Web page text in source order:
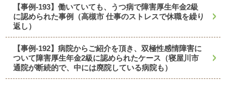
【事例-193】働いていても、うつ病で障害厚生年金2級
に認められた事例（高槻市 仕事のストレスで休職を繰り
返し）
【事例-192】病院からご紹介を頂き、双極性感情障害に
ついて障害厚生年金2級に認められたケース（寝屋川市
通院が断続的で、中には廃院している病院も）